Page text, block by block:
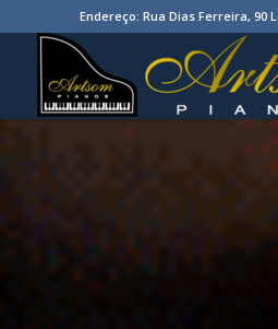
Endereço: Rua Dias Ferreira, 90